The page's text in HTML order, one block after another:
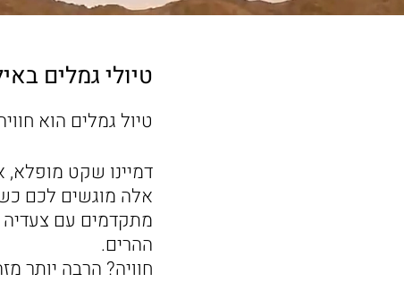
טיולי גמלים
טיול גמלים הוא
דמיינו שקט מופלא,
אלה מוגשים לכם
מתקדמים עם צעדיה
ההרים.
חוויה? הרבה יותר